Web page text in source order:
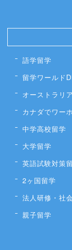
語学留学
留学ワールド
オーストラリ
カナダでワー
中学高校留学
大学留学
英語試験対策
2ヶ国留学
法人研修・社
親子留学